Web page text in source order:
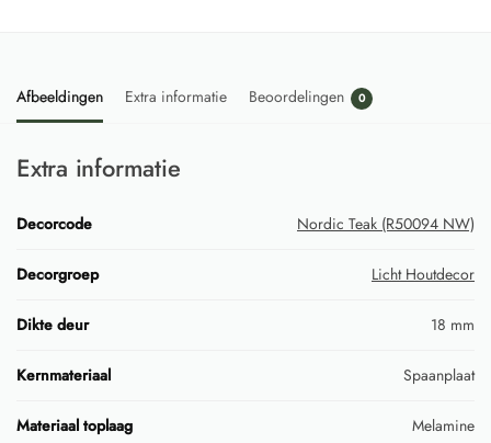
Afbeeldingen Extra informatie Beoordelingen 0
Extra informatie
Decorcode Nordic Teak (R50094 NW)
Decorgroep Licht Houtdecor
Dikte deur 18 mm
Kernmateriaal Spaanplaat
Materiaal toplaag Melamine